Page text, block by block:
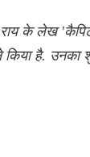
के लेख
किया है.